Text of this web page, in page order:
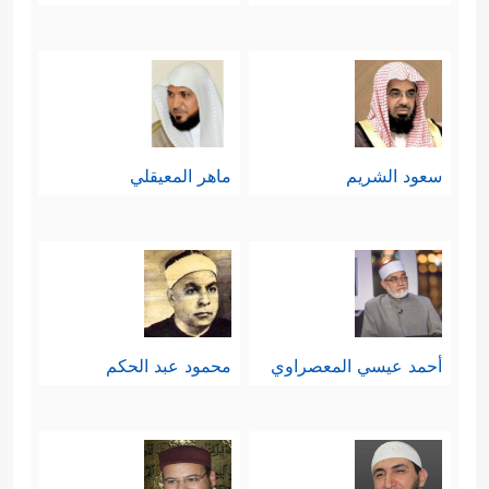
أَفۡوَ ٰ⁠هِهِمۡ وَتُكَلِّمُنَاۤ أَیۡدِیهِمۡ وَتَشۡهَدُ أَرۡجُلُهُم بِمَا كَانُواْ
یَكۡسِبُونَ﴾.
خامسًا: يُوجِّهُ القرآن بعد كل هذا نداءَه
الزمن، فيتلقَّاه مَن يسمَعه في هذه الدار
ليتَّعِظ ويعتَبِر، ويتلقَّاه مَن في تلك الدار؛
ليزدادَ الطائِعُون سعادةً وحُبُورًا، ويزدادَ
إِلَیۡكُمۡ یَـٰبَنِیۤ ءَادَمَ أَن لَّا تَعۡبُدُواْ ٱلشَّیۡطَـٰنَۖ إِنَّهُۥ لَكُمۡ عَدُوࣱّ
سعود الشريم ماهر المعيقلي
أحمد عيسي المعصراوي محمود عبد الحكم